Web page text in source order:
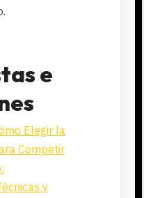
e
Elegir la
Competir
y